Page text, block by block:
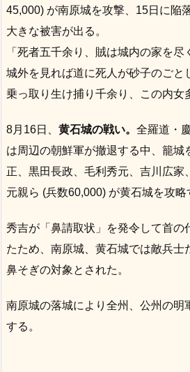
45,000) が南原城を攻撃、15日に陥
大きな被害が出る。
「死者五千余り、賊は城内の家を
城外を見れば道に死人が砂子のごと
乗っ取り生け捕り千余り、この内女
8月16日、 黄石城の戦い。 全羅道・
は周辺の朝鮮軍が撤退する中、籠城
正、黒田長政、毛利秀元、吉川広家
元親ら (兵数60,000) が黄石城を攻略
秀吉が「鼻請取状」を発令して首の
たため、南原城、黄石城では敵兵士
鼻そぎの対象とされた。
南原城の落城により全州、公州の明
する。